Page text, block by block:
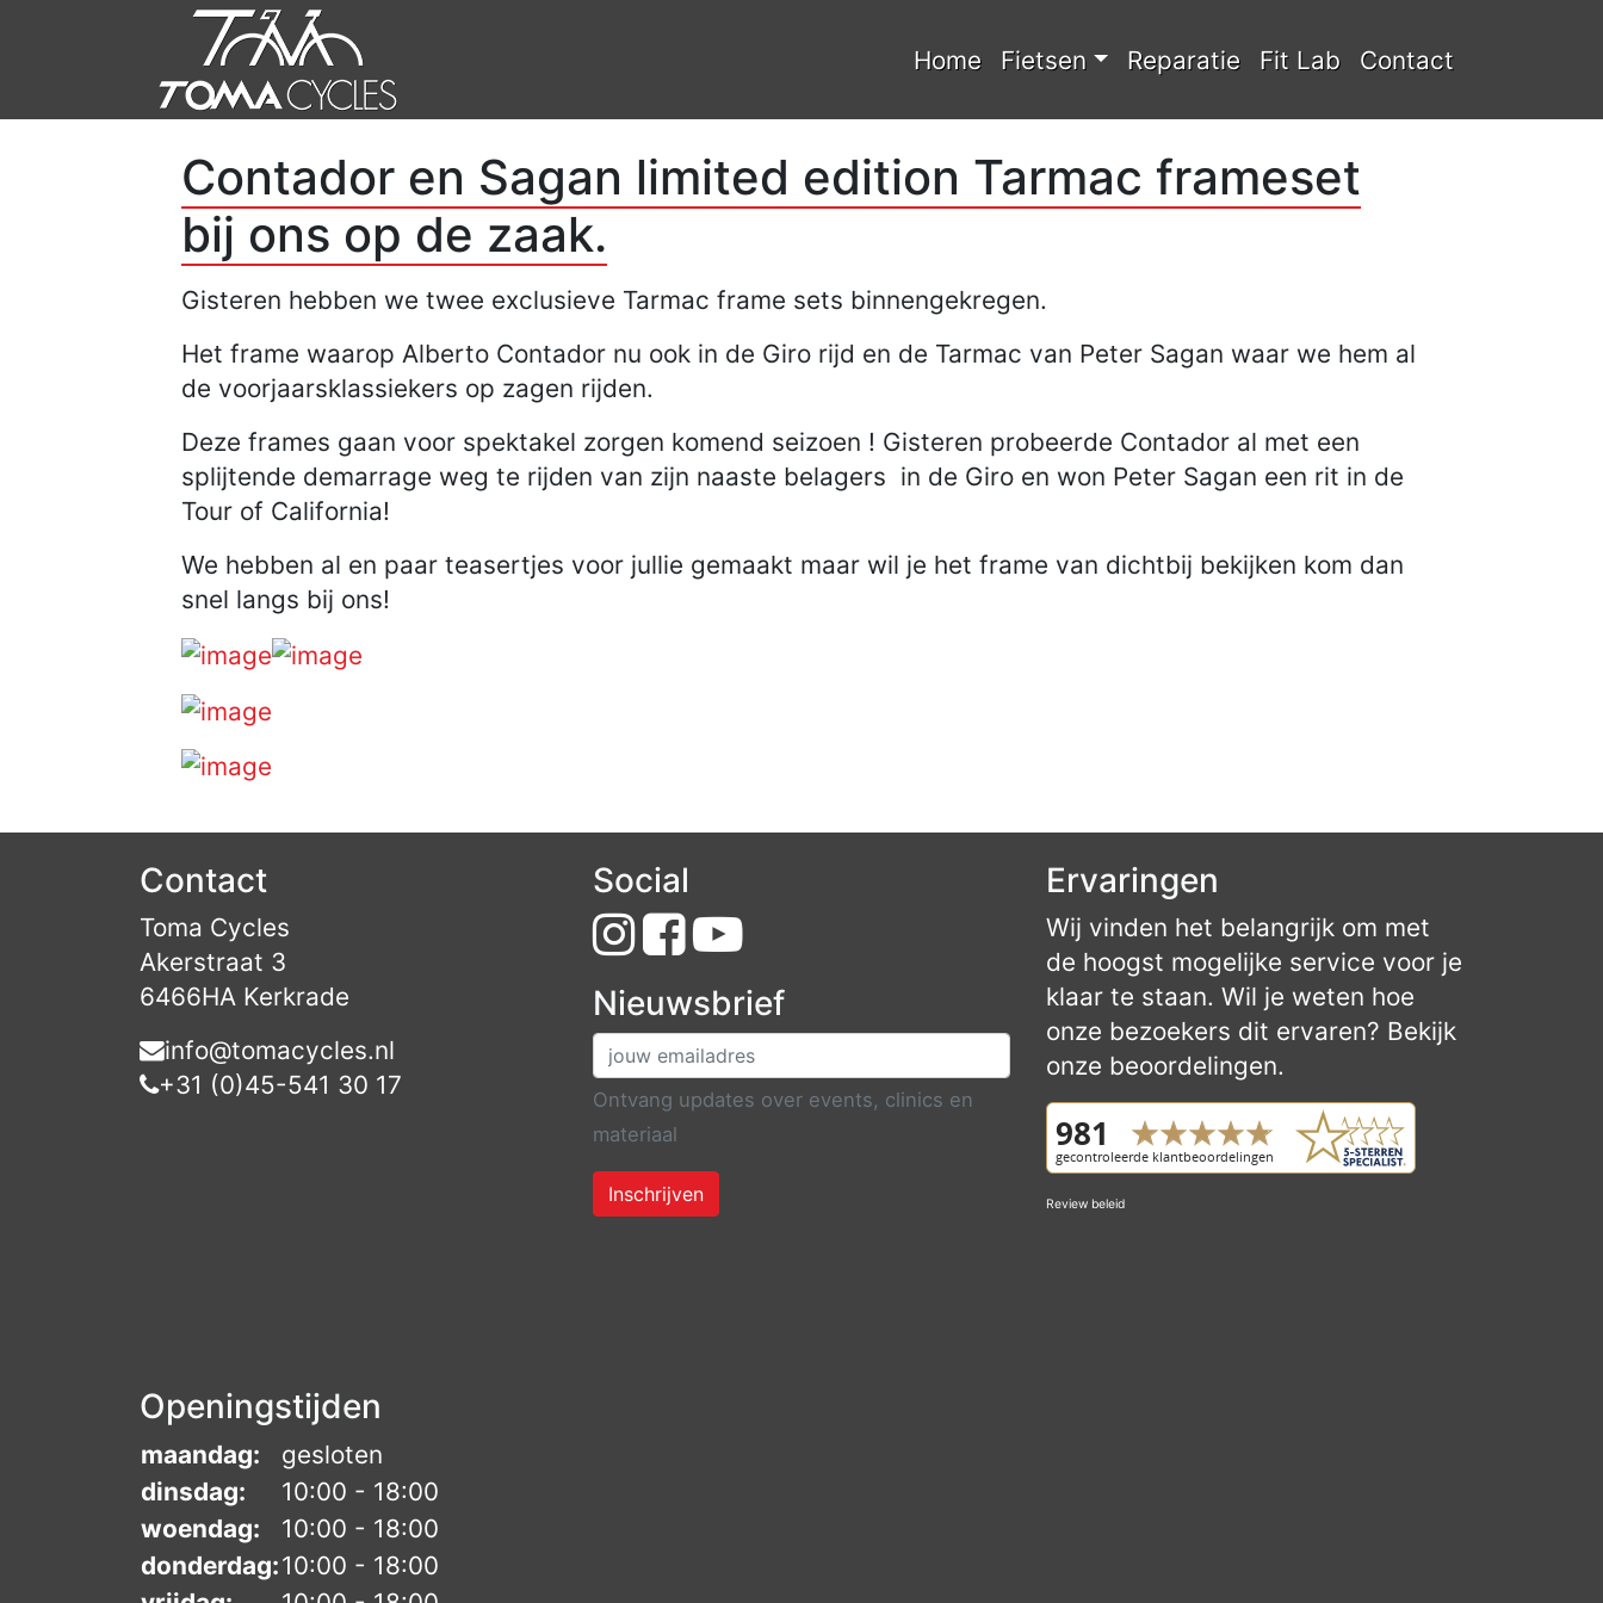
Home Fietsen Reparatie Fit Lab Contact
Contador en Sagan limited edition Tarmac frameset
bij ons op de zaak.
Gisteren hebben we twee exclusieve Tarmac frame sets binnengekregen.
Het frame waarop Alberto Contador nu ook in de Giro rijd en de Tarmac van Peter Sagan waar we hem al
de voorjaarsklassiekers op zagen rijden.
Deze frames gaan voor spektakel zorgen komend seizoen ! Gisteren probeerde Contador al met een
splijtende demarrage weg te rijden van zijn naaste belagers in de Giro en won Peter Sagan een rit in de
Tour of California!
We hebben al en paar teasertjes voor jullie gemaakt maar wil je het frame van dichtbij bekijken kom dan
snel langs bij ons!
Contact
Toma Cycles
Akerstraat 3
6466HA Kerkrade
info@tomacycles.nl
+31 (0)45-541 30 17
Openingstijden
maandag:
gesloten
dinsdag:
10:00 - 18:00
woendag:
10:00 - 18:00
donderdag:10:00 - 18:00
Social
Nieuwsbrief
Ontvang updates over events, clinics en
materiaal
Inschrijven
Ervaringen
Wij vinden het belangrijk om met
de hoogst mogelijke service voor je
klaar te staan. Wil je weten hoe
onze bezoekers dit ervaren? Bekijk
onze beoordelingen.
Review beleid